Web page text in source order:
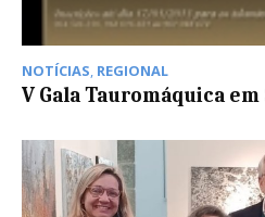
NOTÍCIAS REGIONAL
V Gala Tauromáquica em